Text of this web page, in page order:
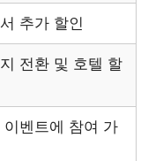
추가 할인
전환 및 호텔 할
벤트에 참여 가